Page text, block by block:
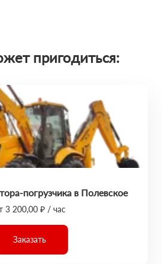
пригодиться:
погрузчика в Полевское
3 200,00 ₽ / час
Заказать